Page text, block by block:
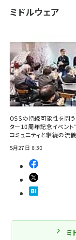
ミドルウェア
OSSの持続可能性を問う
ター10周年記念イベント
コミュニティと継続の流儀
5月27日 6:30
ミ